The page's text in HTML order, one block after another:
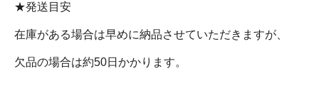
★発送目安
在庫がある場合は早めに納品させていただきますが、
欠品の場合は約50日かかります。